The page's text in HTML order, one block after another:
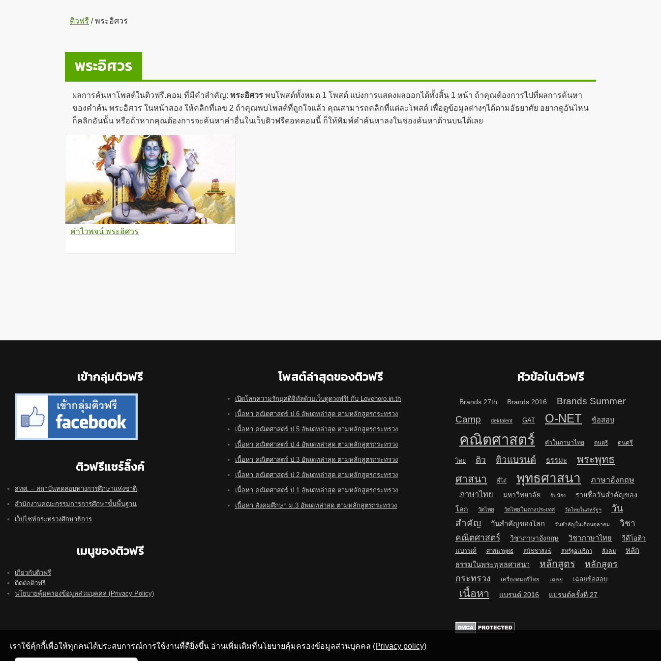
ติวฟรี /พระอิศวร
พระอิศวร
ผลการค้นหาโพสต์ในติวฟรี.คอม ที่มีคำสำคัญ: พระอิศวร พบโพสต์ทั้งหมด 1 โพสต์ แบ่งการแสดงผลออกได้ทั้งสิ้น 1 หน้า ถ้าคุณต้องการไปที่ผลการค้นหา
ของคำค้น พระอิศวร ในหน้าสอง ให้คลิกที่เลข 2 ถ้าคุณพบโพสต์ที่ถูกใจแล้ว คุณสามารถคลิกที่แต่ละโพสต์ เพื่อดูข้อมูลต่างๆได้ตามอัธยาศัย อยากดูอันไหน
ก็คลิกอันนั้น หรือถ้าหากคุณต้องการจะค้นหาคำอื่นในเว็บติวฟรีดอทคอมนี้ ก็ให้พิมพ์คำค้นหาลงในช่องค้นหาด้านบนได้เลย
คำไวพจน์ พระอิศวร
เข้ากลุ่มติวฟรี
ติวฟรีแชร์ลิ๊งค์
สทศ. – สถาบันทดสอบทางการศึกษาแห่งชาติ
สำนักงานคณะกรรมการการศึกษาขั้นพื้นฐาน
เว็ปไซท์กระทรวงศึกษาธิการ
เมนูของติวฟรี
เกี่ยวกับติวฟรี
ติดต่อติวฟรี
นโยบายคุ้มครองข้อมูลส่วนบุคคล (Privacy Policy)
โพสต์ล่าสุดของติวฟรี
เปิดโลกความรักยุคดิจิทัลด้วยเว็บดูดวงฟรี! กับ Lovehoro.in.th
เนื้อหา คณิตศาสตร์ ป.6 อัพเดทล่าสุด ตามหลักสูตรกระทรวง
เนื้อหา คณิตศาสตร์ ป.5 อัพเดทล่าสุด ตามหลักสูตรกระทรวง
เนื้อหา คณิตศาสตร์ ป.4 อัพเดทล่าสุด ตามหลักสูตรกระทรวง
เนื้อหา คณิตศาสตร์ ป.3 อัพเดทล่าสุด ตามหลักสูตรกระทรวง
เนื้อหา คณิตศาสตร์ ป.2 อัพเดทล่าสุด ตามหลักสูตรกระทรวง
เนื้อหา คณิตศาสตร์ ป.1 อัพเดทล่าสุด ตามหลักสูตรกระทรวง
เนื้อหา สังคมศึกษา ม.3 อัพเดทล่าสุด ตามหลักสูตรกระทรวง
หัวข้อในติวฟรี
Brands 27th Brands 2016
Brands Summer
Camp
dektalent GAT O-NET ข้อสอบ
คณิตศาสตร์ คำในภาษาไทย ดนตรี ดนตรี
ไทย ติว ติวแบรนด์ ธรรมะ
พระพุทธ
ศาสนา
พี่โต๋ พุทธศาสนา ภาษาอังกฤษ
ภาษาไทย มหาวิทยาลัย รับน้อง
รายชื่อวันสำคัญของ
โลก
วัดไทย วัดไทยในต่างประเทศ วัดไทยในสหรัฐฯ
วัน
สำคัญ
วันสำคัญของโลก วันสำคัญในเดือนตุลาคม
วิชา
คณิตศาสตร์
วิชาภาษาอังกฤษ วิชาภาษาไทย
วีดีโอติว
แบรนด์
ศาสนาพุทธ สมัชชาสงฆ์ สหรัฐอเมริกา สังคม
หลัก
ธรรมในพระพุทธศาสนา
หลักสูตร
หลักสูตร
กระทรวง
เครื่องดนตรีไทย เฉลย เฉลยข้อสอบ
เนื้อหา แบรนด์ 2016 แบรนด์ครั้งที่ 27
เราใช้คุ้กกี้เพื่อให้ทุกคนได้ประสบการณ์การใช้งานที่ดียิ่งขึ้น อ่านเพิ่มเติมที่นโยบายคุ้มครองข้อมูลส่วนบุคคล (Privacy policy)